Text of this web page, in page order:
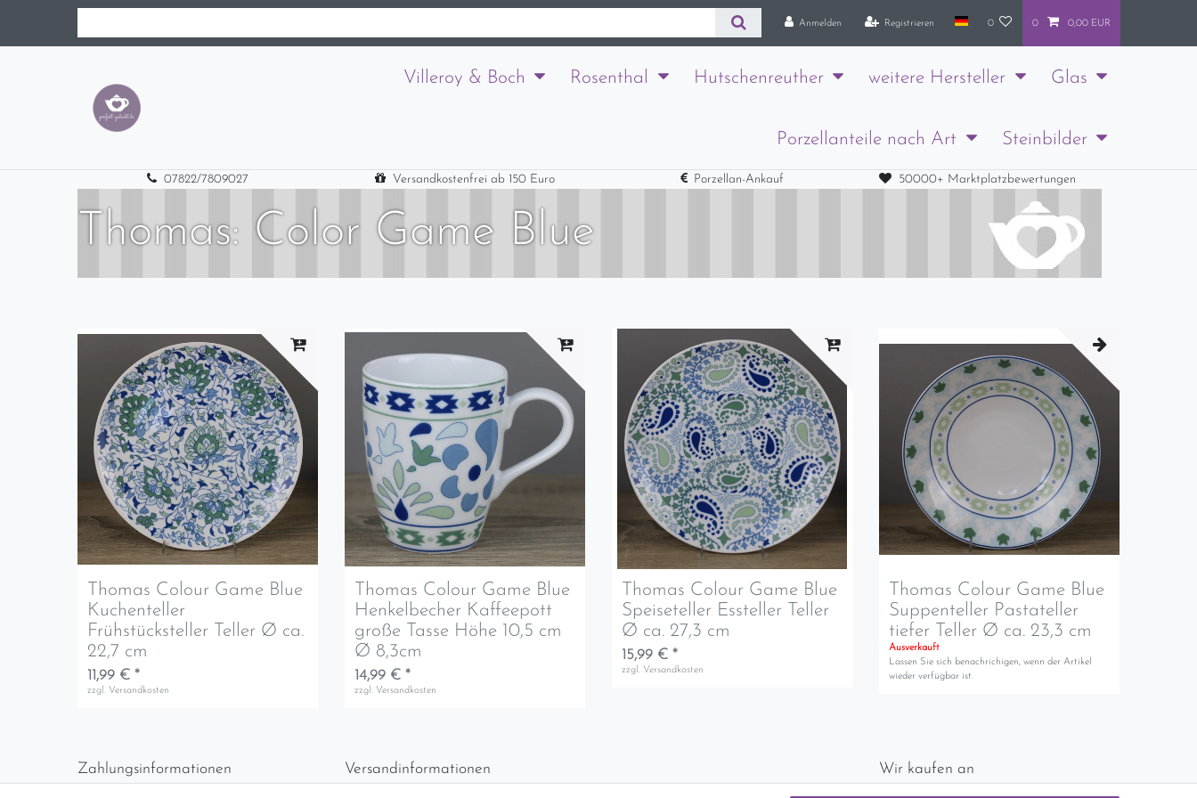
Anmelden Registrieren 0 0 0,00 EUR
Villeroy & Boch Rosenthal Hutschenreuther weitere Hersteller Glas
Porzellanteile nach Art Steinbilder
07822/7809027 Versandkostenfrei ab 150 Euro Porzellan-Ankauf 50000+ Marktplatzbewertungen
Thomas: Color Game Blue
Thomas Colour Game Blue
Kuchenteller
Frühstücksteller Teller Ø ca.
22,7 cm
11,99 € *
zzgl. Versandkosten
Thomas Colour Game Blue
Henkelbecher Kaffeepott
große Tasse Höhe 10,5 cm
Ø 8,3cm
14,99 € *
zzgl. Versandkosten
Thomas Colour Game Blue
Speiseteller Essteller Teller
Ø ca. 27,3 cm
15,99 € *
zzgl. Versandkosten
Thomas Colour Game Blue
Suppenteller Pastateller
tiefer Teller Ø ca. 23,3 cm
Ausverkauft
Lassen Sie sich benachrichigen, wenn der Artikel
wieder verfügbar ist.
Zahlungsinformationen Versandinformationen Wir kaufen an